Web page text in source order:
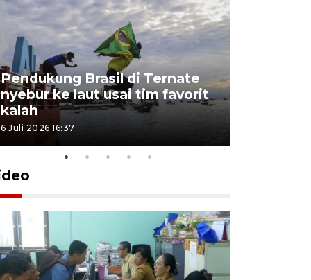
Pendukung Brasil di Ternate
nyebur ke laut usai tim favorit
kalah
6 Juli 2026 16:37